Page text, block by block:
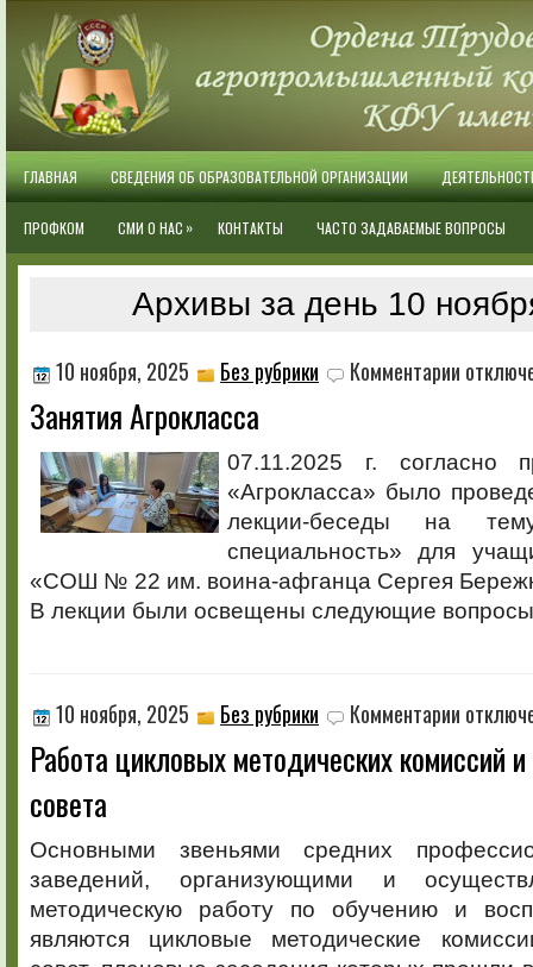
ГЛАВНАЯ СВЕДЕНИЯ ОБ ОБРАЗОВАТЕЛЬНОЙ ОРГАНИЗАЦИИ
ПРОФКОМ СМИ О НАС » КОНТАКТЫ ЧАСТО ЗАДАВАЕМЫЕ ВОПРОСЫ
Архивы за день 10
10 ноября, 2025 Без рубрики Комментарии записи
Занятия Агрокласса
07.11.2025 г. согласно
«Агрокласса» было
лекции-беседы на
специальность» для
«СОШ № 22 им. воина-афганца Сергея
В лекции были освещены следующие
10 ноября, 2025 Без рубрики Комментарии записи
Работа
цикловых
совета
Работа цикловых методических комиссий
совета
Основными звеньями средних
заведений, организующими и
методическую работу по обучению и
являются цикловые методические